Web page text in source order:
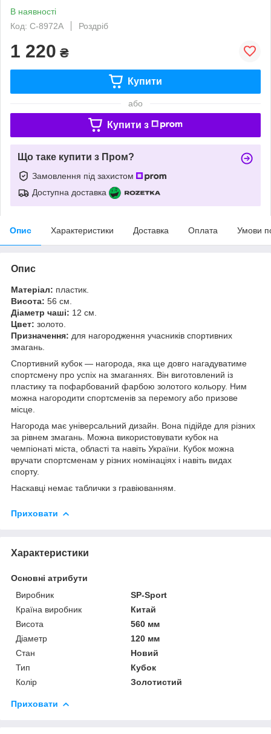
В наявності
Код: C-8972A
Роздріб
1 220 ₴
Купити
або
Купити з
Що таке купити з Пром?
Замовлення під захистом
Доступна доставка
Опис Характеристики Доставка Оплата Умови
Опис
Матеріал: пластик.
Висота: 56 см.
Діаметр чаші: 12 см.
Цвет: золото.
Призначення: для нагородження учасників спортивних
змагань.
Спортивний кубок — нагорода, яка ще довго нагадуватиме
спортсмену про успіх на змаганнях. Він виготовлений із
пластику та пофарбований фарбою золотого кольору. Ним
можна нагородити спортсменів за перемогу або призове
місце.
Нагорода має універсальний дизайн. Вона підійде для різних
за рівнем змагань. Можна використовувати кубок на
чемпіонаті міста, області та навіть України. Кубок можна
вручати спортсменам у різних номінаціях і навіть видах
спорту.
Наскавці немає таблички з гравіюванням.
Приховати
Характеристики
Основні атрибути
Виробник
SP-Sport
Країна виробник
Китай
Висота
560 мм
Діаметр
120 мм
Стан
Новий
Тип
Кубок
Колір
Золотистий
Приховати